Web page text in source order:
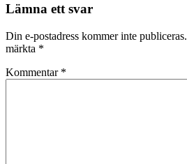
Lämna ett svar
Din e-postadress kommer inte publiceras.
märkta *
Kommentar *